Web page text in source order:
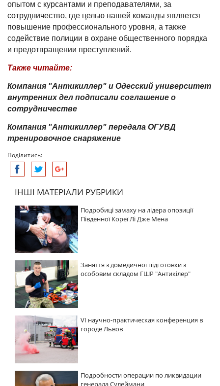
опытом с курсантами и преподавателями, за
сотрудничество, где целью нашей команды является
повышение профессионального уровня, а также
содействие полиции в охране общественного порядка
и предотвращении преступлений.
Также читайте:
Компания "Антикиллер" и Одесский университет
внутренних дел подписали соглашение о
сотрудничестве
Компания "Антикиллер" передала ОГУВД
тренировочное снаряжение
Поділитись:
ІНШІ МАТЕРІАЛИ РУБРИКИ
Подробиці замаху на лідера опозиції
Південної Кореї Лі Дже Мена
Заняття з домедичної підготовки з
особовим складом ГШР "Антикілер"
VI научно-практическая конференция в
городе Львов
Подробности операции по ликвидации